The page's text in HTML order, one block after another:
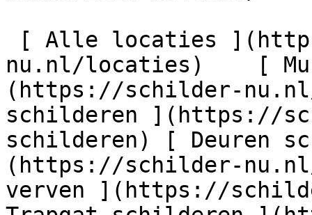
nu.nl/locaties)    [
(https://schilder-
schilderen ](https://
schilderen) [ Deuren
(https://schilder-
verven ](https://